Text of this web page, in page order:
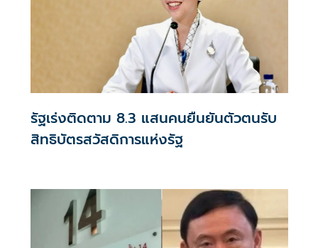
รัฐเร่งติดตาม 8.3 แสนคนยืนยันตัวตนรับ
สิทธิบัตรสวัสดิการแห่งรัฐ